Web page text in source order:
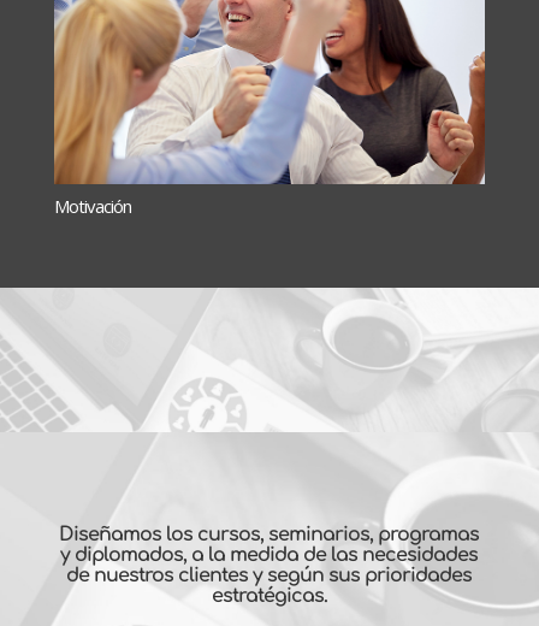
Motivación
Diseñamos los cursos, seminarios, programas
y diplomados, a la medida de las necesidades
de nuestros clientes y según sus prioridades
estratégicas.